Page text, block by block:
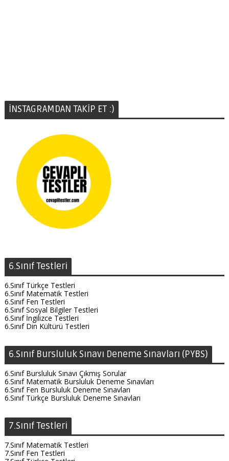
İNSTAGRAMDAN TAKİP ET :)
6.Sınıf Testleri
6.Sınıf Türkçe Testleri
6.Sınıf Matematik Testleri
6.Sınıf Fen Testleri
6.Sınıf Sosyal Bilgiler Testleri
6.Sınıf İngilizce Testleri
6.Sınıf Din Kültürü Testleri
6.Sınıf Bursluluk Sınavı Deneme Sınavları (PYBS)
6.Sınıf Bursluluk Sınavı Çıkmış Sorular
6.Sınıf Matematik Bursluluk Deneme Sınavları
6.Sınıf Fen Bursluluk Deneme Sınavları
6.Sınıf Türkçe Bursluluk Deneme Sınavları
7.Sınıf Testleri
7.Sınıf Matematik Testleri
7.Sınıf Fen Testleri